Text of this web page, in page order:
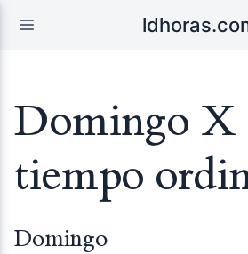
Domingo X
tiempo
Domingo